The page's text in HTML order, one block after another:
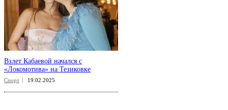
Взлет Кабаевой начался с
«Локомотива» на Тезиковке
Спорт 19.02.2025